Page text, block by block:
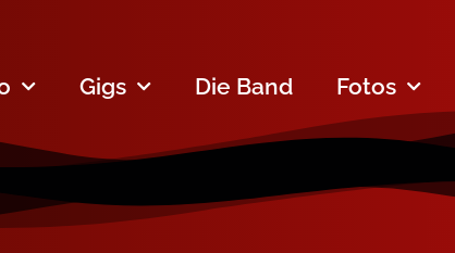
Gigs Die Band Fotos